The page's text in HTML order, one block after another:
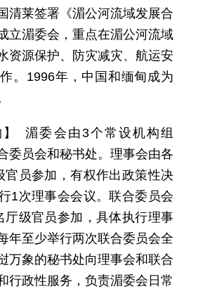
清莱签署《湄公河流域发展合
立湄委会，重点在湄公河流域
资源保护、防灾减灾、航运安
。1996年，中国和缅甸成为
】 湄委会由3个常设机构组
委员会和秘书处。理事会由各
官员参加，有权作出政策性决
1次理事会会议。联合委员会
厅级官员参加，具体执行理事
年至少举行两次联合委员会全
万象的秘书处向理事会和联合
行政性服务，负责湄委会日常